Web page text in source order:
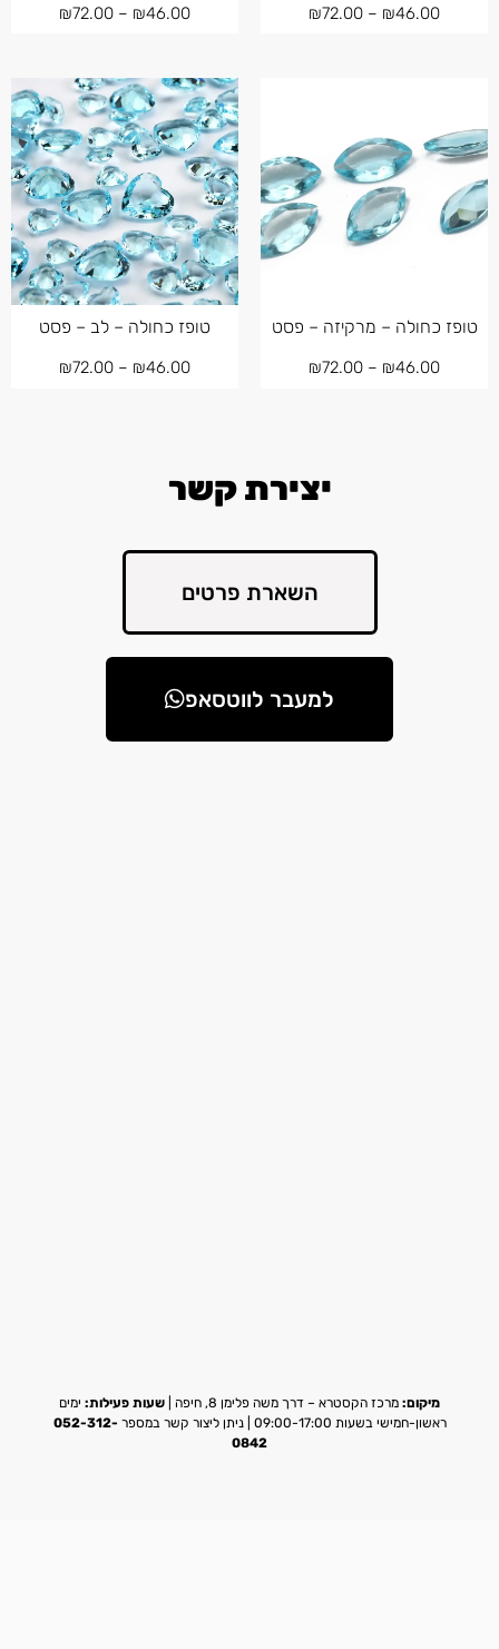
₪46.00
–
₪72.00
₪46.00
–
₪72.00
טופז כחולה – מרקיזה – פסט
₪46.00
–
₪72.00
טופז כחולה – לב – פסט
₪46.00
–
₪72.00
יצירת קשר
השארת פרטים
למעבר לווטסאפ
מיקום: מרכז הקסטרא – דרך משה פלימן 8, חיפה | שעות פעילות: ימים
ראשון-חמישי בשעות 09:00-17:00 | ניתן ליצור קשר במספר
052-312-
0842